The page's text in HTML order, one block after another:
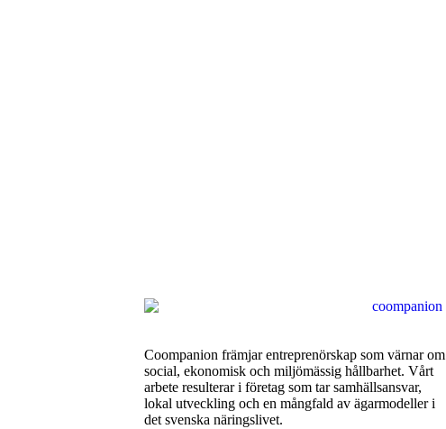
Coompanion främjar entreprenörskap som värnar om
social, ekonomisk och miljömässig hållbarhet. Vårt
arbete resulterar i företag som tar samhällsansvar,
lokal utveckling och en mångfald av ägarmodeller i
det svenska näringslivet.